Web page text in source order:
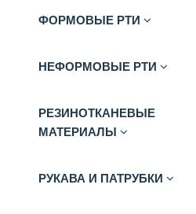
ФОРМОВЫЕ РТИ
НЕФОРМОВЫЕ РТИ
РЕЗИНОТКАНЕВЫЕ
МАТЕРИАЛЫ
РУКАВА И ПАТРУБКИ